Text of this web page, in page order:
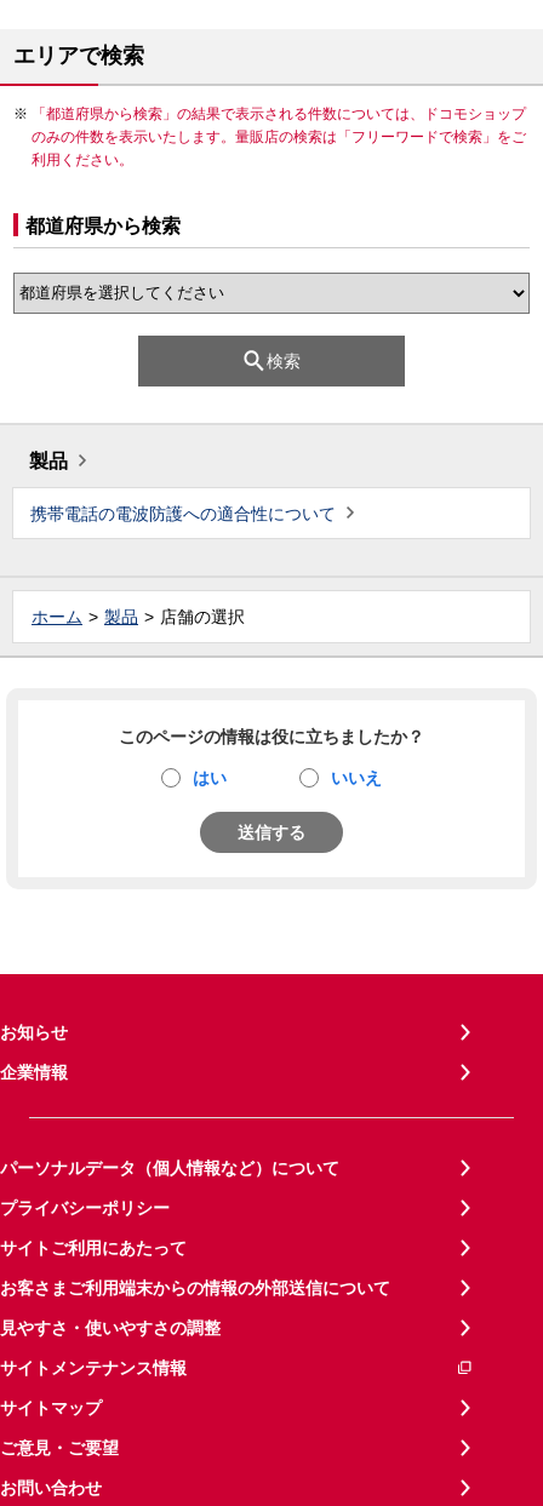
エリアで検索
「都道府県から検索」の結果で表示される件数については、ドコモショップ
のみの件数を表示いたします。量販店の検索は「フリーワードで検索」をご
利用ください。
都道府県から検索
検索
製品
携帯電話の電波防護への適合性について
ホーム 製品 店舗の選択
このページの情報は役に立ちましたか？
はい いいえ
送信する
お知らせ
企業情報
パーソナルデータ（個人情報など）について
プライバシーポリシー
サイトご利用にあたって
お客さまご利用端末からの情報の外部送信について
見やすさ・使いやすさの調整
サイトメンテナンス情報
サイトマップ
ご意見・ご要望
お問い合わせ